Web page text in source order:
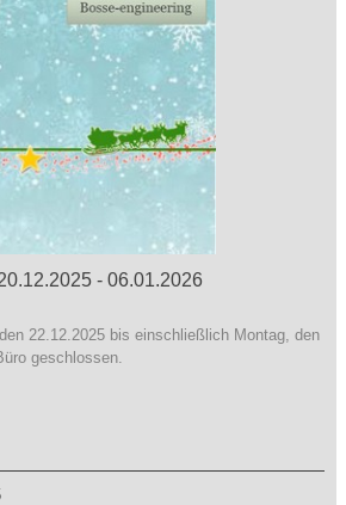
- 06.01.2026
22.12.2025 bis einschließlich Montag, den
geschlossen.